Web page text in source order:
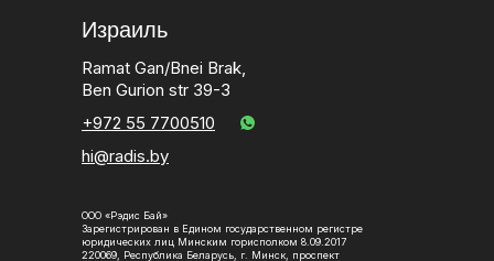
Израиль
Ramat Gan/Bnei Brak,
Ben Gurion str 39-3
+972 55 7700510
hi@radis.by
ООО «Рэдис Бай»
Зарегистрирован в Едином государственном регистре
юридических лиц Минским горисполком 8.09.2017
220069, Республика Беларусь, г. Минск, проспект